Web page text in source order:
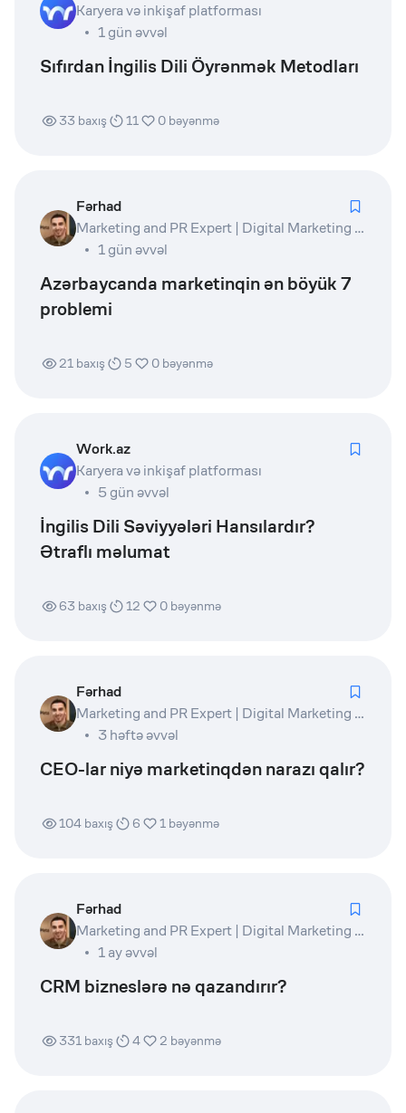
Karyera və inkişaf platforması
1 gün əvvəl
Sıfırdan İngilis Dili Öyrənmək Metodları
33 baxış 11 0 bəyənmə
Fərhad
Marketing and PR Expert | Digital Marketing Lead | Product Owner | Writer
1 gün əvvəl
Azərbaycanda marketinqin ən böyük 7
problemi
21 baxış 5 0 bəyənmə
Work.az
Karyera və inkişaf platforması
5 gün əvvəl
İngilis Dili Səviyyələri Hansılardır?
Ətraflı məlumat
63 baxış 12 0 bəyənmə
Fərhad
Marketing and PR Expert | Digital Marketing Lead | Product Owner | Writer
3 həftə əvvəl
CEO-lar niyə marketinqdən narazı qalır?
104 baxış 6 1 bəyənmə
Fərhad
Marketing and PR Expert | Digital Marketing Lead | Product Owner | Writer
1 ay əvvəl
CRM bizneslərə nə qazandırır?
331 baxış 4 2 bəyənmə